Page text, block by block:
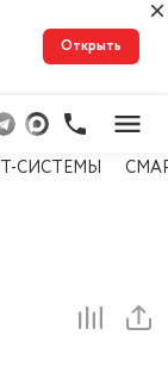
Открыть
СИСТЕМЫ